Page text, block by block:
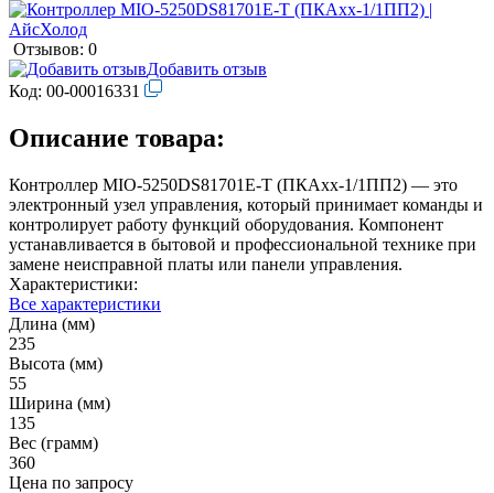
Отзывов: 0
Добавить отзыв
Код: 00-00016331
Описание товара:
Контроллер MIO-5250DS81701E-T (ПКАхх-1/1ПП2) — это
электронный узел управления, который принимает команды и
контролирует работу функций оборудования. Компонент
устанавливается в бытовой и профессиональной технике при
замене неисправной платы или панели управления.
Характеристики:
Все характеристики
Длина (мм)
235
Высота (мм)
55
Ширина (мм)
135
Вес (грамм)
360
Цена по запросу